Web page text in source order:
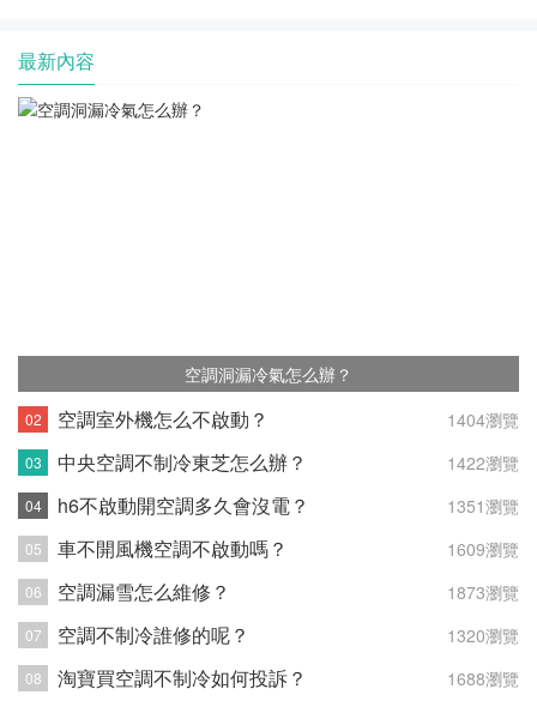
最新內容
空調洞漏冷氣怎么辦？
1404瀏覽
空調室外機怎么不啟動？
1422瀏覽
中央空調不制冷東芝怎么辦？
1351瀏覽
h6不啟動開空調多久會沒電？
1609瀏覽
車不開風機空調不啟動嗎？
1873瀏覽
空調漏雪怎么維修？
1320瀏覽
空調不制冷誰修的呢？
1688瀏覽
淘寶買空調不制冷如何投訴？